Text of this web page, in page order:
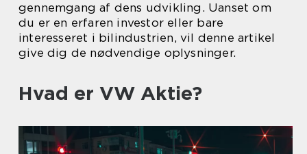
gennemgang af dens udvikling. Uanset om
du er en erfaren investor eller bare
interesseret i bilindustrien, vil denne artikel
give dig de nødvendige oplysninger.
Hvad er VW Aktie?